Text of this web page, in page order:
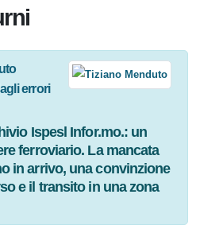
dagli
Ispesl Infor.mo.: un
ferroviario. La mancata
in arrivo, una
suo percorso e il transito